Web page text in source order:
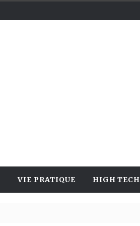
VIE PRATIQUE HIGH TECH